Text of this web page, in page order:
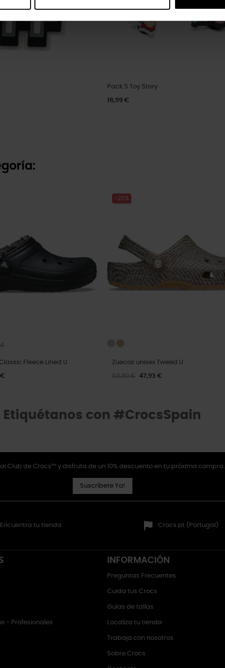
Pack 5 Toy Story
16,99 €
Fleece Lined U
€
-20%
Zuecos unisex Tweed U
59,90 € 47,93 €
Etiquétanos con #CrocsSpain
Club de Crocs™ y disfruta de un 10% descuento en tu próxima compra.
Suscríbete Ya!
Encuentra tu tienda Crocs.pt (Portugal)
- Profesionales
INFORMACIÓN
Preguntas Frecuentes
Cuida tus Crocs
Guías de tallas
Localiza tu tienda
Trabaja con nosotros
Sobre Crocs